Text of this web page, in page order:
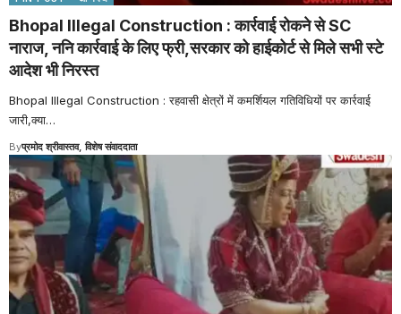
Bhopal Illegal Construction : कार्रवाई रोकने से SC
नाराज, ननि कार्रवाई के लिए फ्री,सरकार को हाईकोर्ट से मिले सभी स्टे
आदेश भी निरस्त
Bhopal Illegal Construction : रहवासी क्षेत्रों में कमर्शियल गतिविधियों पर कार्रवाई
जारी,क्या…
Byप्रमोद श्रीवास्तव, विशेष संवाददाता